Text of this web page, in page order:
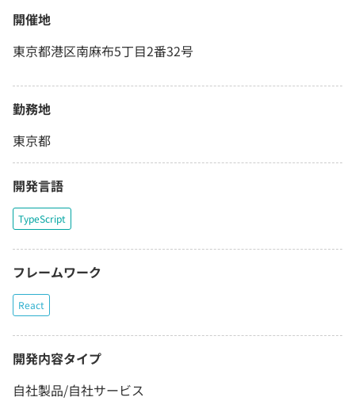
開催地
東京都港区南麻布5丁目2番32号
勤務地
東京都
開発言語
TypeScript
フレームワーク
React
開発内容タイプ
自社製品/自社サービス